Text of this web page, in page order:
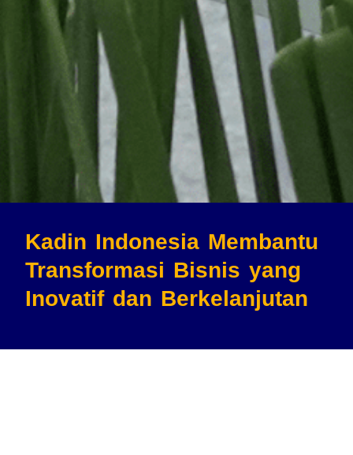
Kadin Indonesia Membantu
Transformasi Bisnis yang
Inovatif dan Berkelanjutan